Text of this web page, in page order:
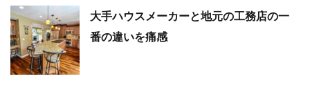
大手ハウスメーカーと地元の工務店の一
番の違いを痛感